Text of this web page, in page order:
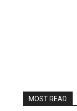
MOST READ